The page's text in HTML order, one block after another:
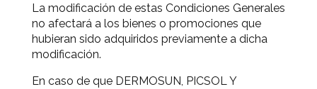
La modificación de estas Condiciones Generales
no afectará a los bienes o promociones que
hubieran sido adquiridos previamente a dicha
modificación.
En caso de que DERMOSUN, PICSOL Y